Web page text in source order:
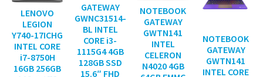
LENOVO
LEGION
Y740-17ICHG
INTEL CORE
i7-8750H
16GB 256GB
GATEWAY
GWNC31514-
BL INTEL
CORE i3-
1115G4 4GB
128GB SSD
15.6″ FHD
NOTEBOOK
GATEWAY
GWTN141
INTEL
CELERON
N4020 4GB
NOTEBOOK
GATEWAY
GWTN141
INTEL CORE